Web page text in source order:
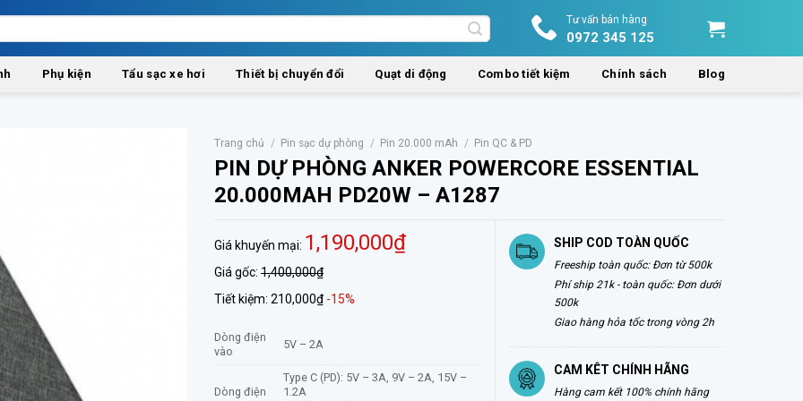
Tư vấn bán hàng
0972 345 125
Phụ kiện Tẩu sạc xe hơi Thiết bị chuyển đổi Quạt di động Combo tiết kiệm Chính sách Blog
Trang chủ / Pin sạc dự phòng / Pin 20.000 mAh / Pin QC & PD
PIN DỰ PHÒNG ANKER POWERCORE ESSENTIAL
20.000MAH PD20W – A1287
Giá khuyến mại: 1,190,000₫
Giá gốc: 1,400,000₫
Tiết kiệm: 210,000₫ -15%
Dòng điện
vào
5V – 2A
Dòng điện
Type C (PD): 5V – 3A, 9V – 2A, 15V –
1.2A
SHIP COD TOÀN QUỐC
Freeship toàn quốc: Đơn từ 500k
Phí ship 21k - toàn quốc: Đơn dưới
500k
Giao hàng hỏa tốc trong vòng 2h
CAM KÊT CHÍNH HÃNG
Hàng cam kết 100% chính hãng